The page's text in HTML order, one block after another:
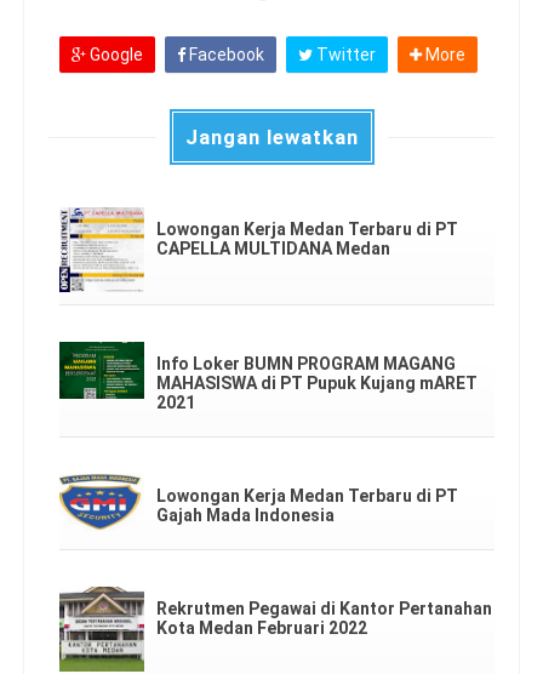
Google Facebook Twitter More
Jangan lewatkan
Lowongan Kerja Medan Terbaru di PT
CAPELLA MULTIDANA Medan
Info Loker BUMN PROGRAM MAGANG
MAHASISWA di PT Pupuk Kujang mARET
2021
Lowongan Kerja Medan Terbaru di PT
Gajah Mada Indonesia
Rekrutmen Pegawai di Kantor Pertanahan
Kota Medan Februari 2022